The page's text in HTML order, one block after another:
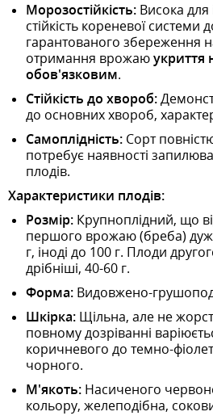
Морозостійкість: Висока
стійкість кореневої системи
гарантованого збереження
отримання врожаюукриття
обов'язковим.
Стійкість до хвороб:
до основних хвороб,
Самоплідність: Сорт
потребує наявності
плодів.
Характеристики плодів:
Розмір: Крупноплідний, що
першого врожаю (бреба)
г, іноді до 100 г. Плоди
дрібніші, 40-60 г.
Форма: Видовжено-
Шкірка: Щільна, але не
повному дозріванні
коричневого до темно-
чорного.
М'якоть: Насиченого
кольору, желеподібна,